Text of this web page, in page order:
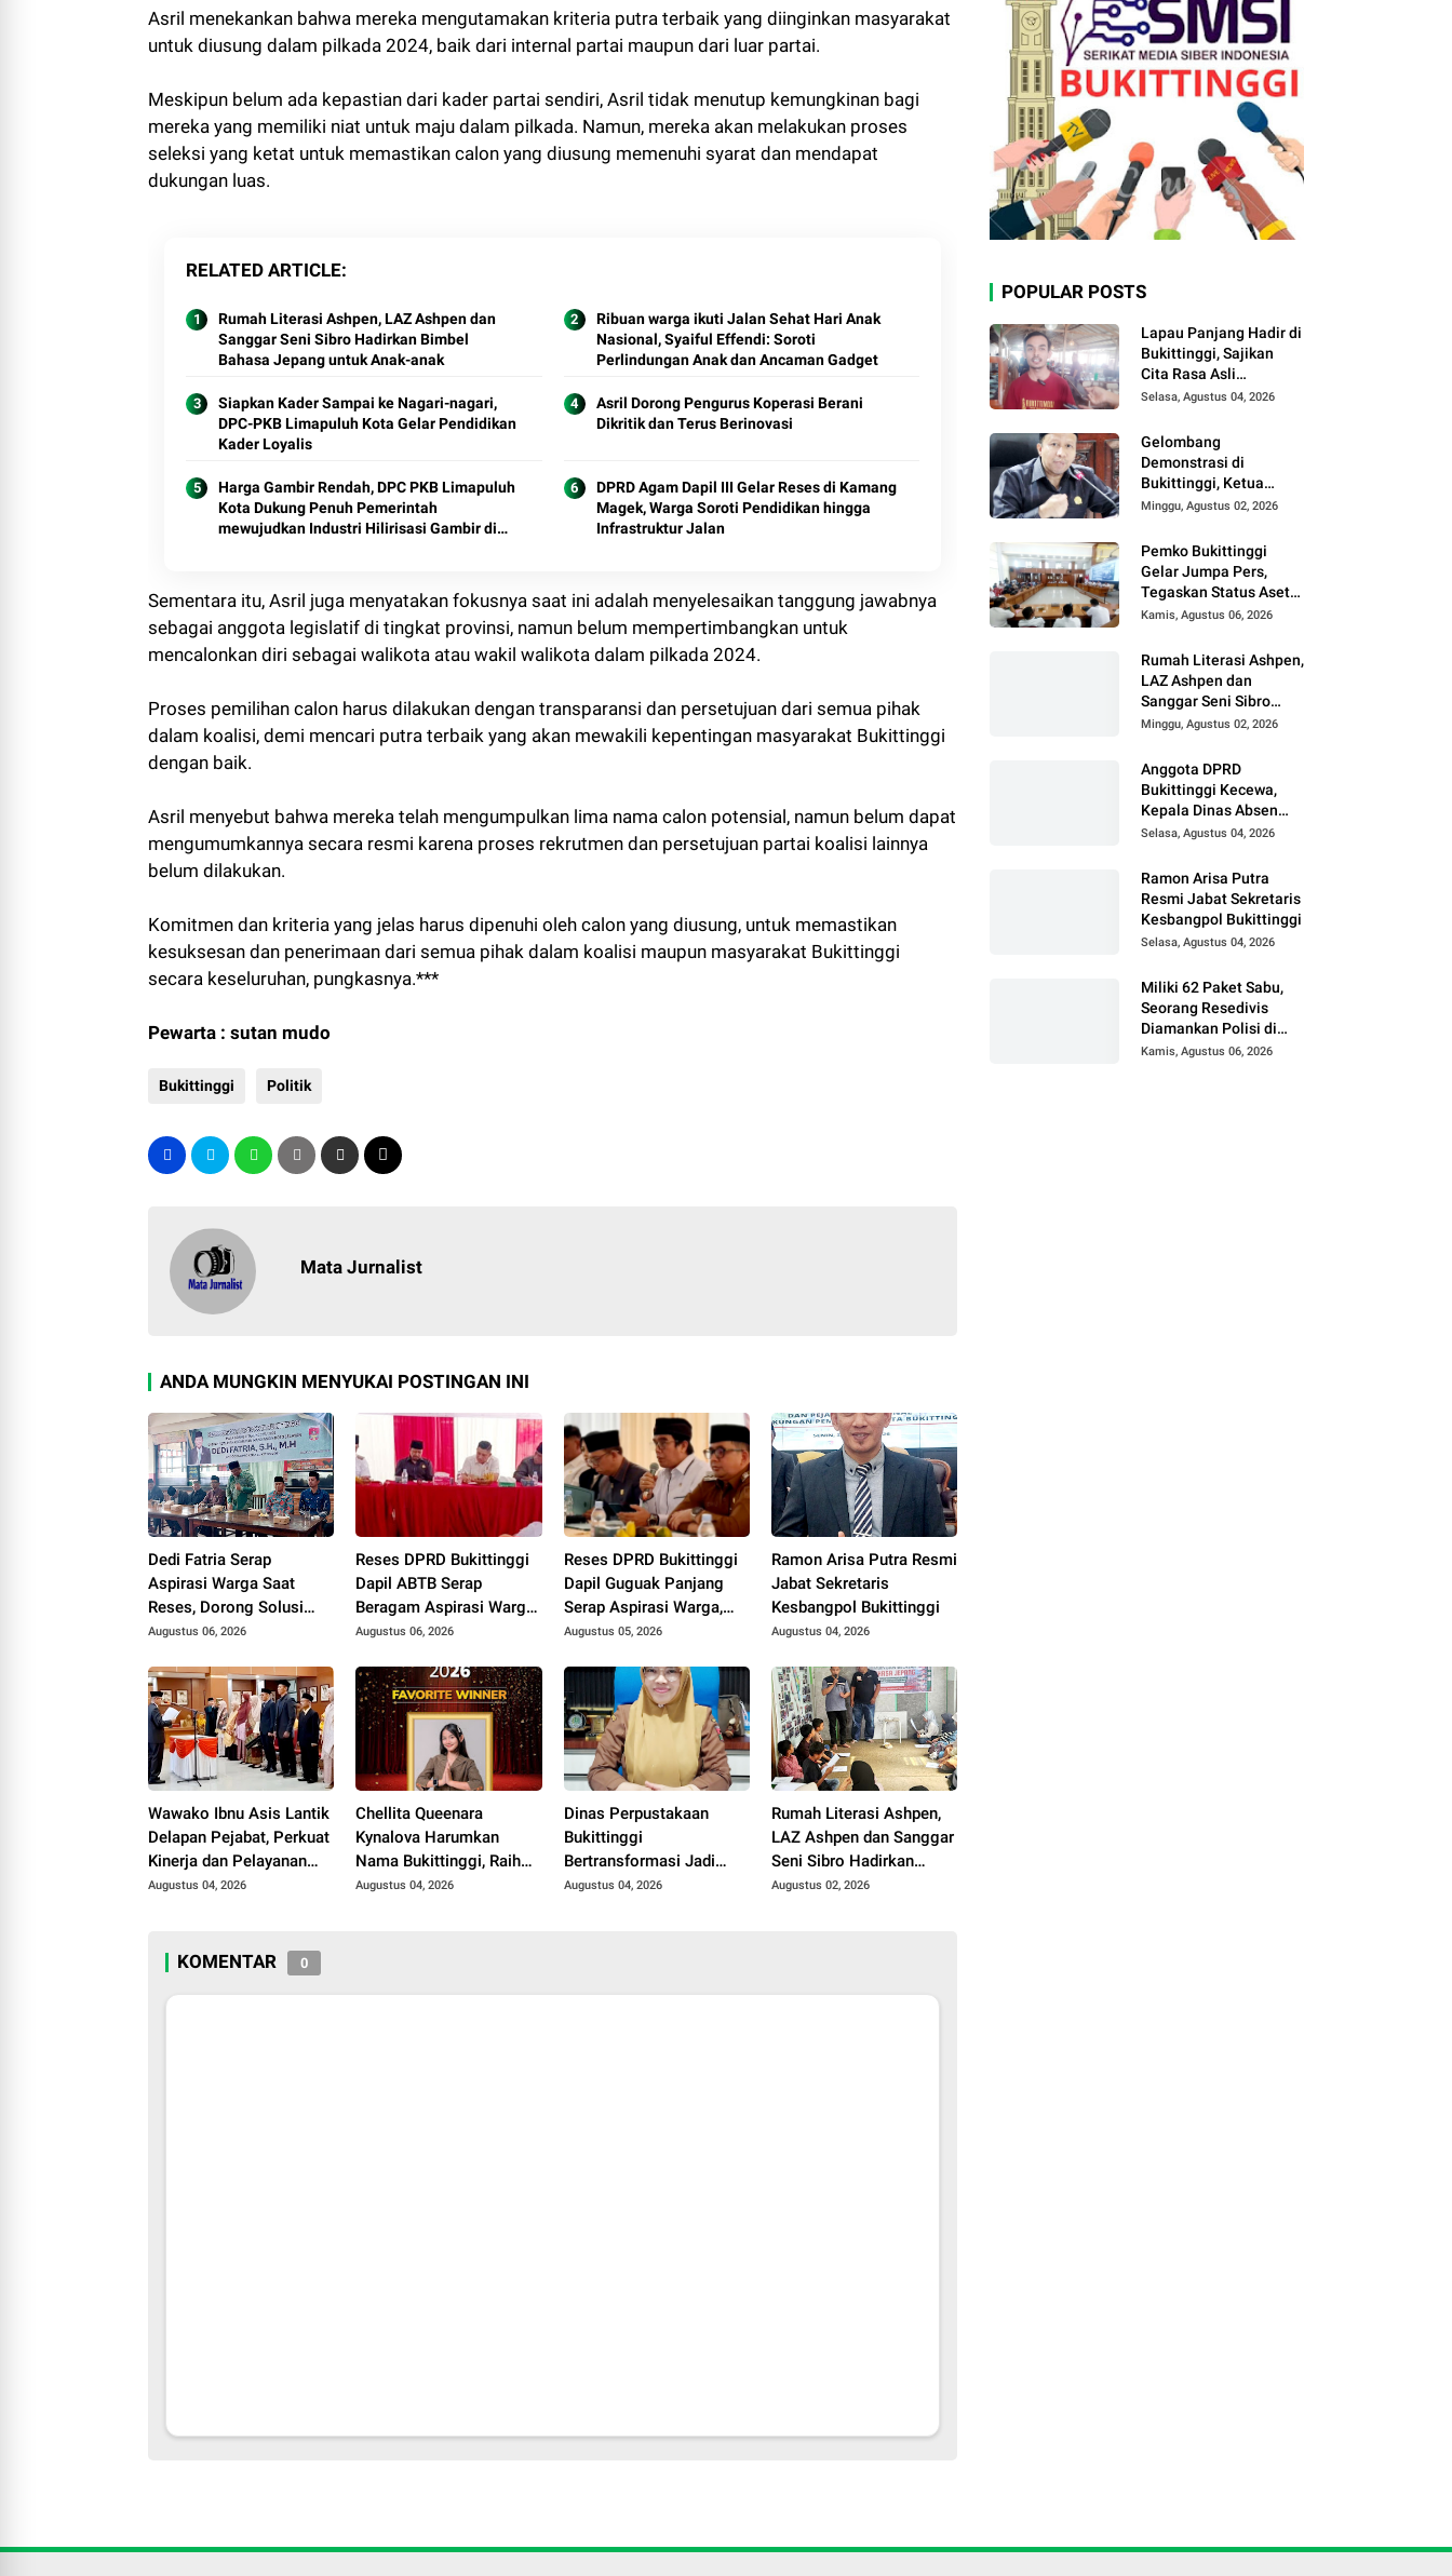
Asril menekankan bahwa mereka mengutamakan kriteria putra terbaik yang diinginkan masyarakat
untuk diusung dalam pilkada 2024, baik dari internal partai maupun dari luar partai.
Meskipun belum ada kepastian dari kader partai sendiri, Asril tidak menutup kemungkinan bagi
mereka yang memiliki niat untuk maju dalam pilkada. Namun, mereka akan melakukan proses
seleksi yang ketat untuk memastikan calon yang diusung memenuhi syarat dan mendapat
dukungan luas.
RELATED ARTICLE
Rumah Literasi Ashpen, LAZ Ashpen dan
Sanggar Seni Sibro Hadirkan Bimbel
Bahasa Jepang untuk Anak-anak
Ribuan warga ikuti Jalan Sehat Hari Anak
Nasional, Syaiful Effendi: Soroti
Perlindungan Anak dan Ancaman Gadget
Siapkan Kader Sampai ke Nagari-nagari,
DPC-PKB Limapuluh Kota Gelar Pendidikan
Kader Loyalis
Asril Dorong Pengurus Koperasi Berani
Dikritik dan Terus Berinovasi
Harga Gambir Rendah, DPC PKB Limapuluh
Kota Dukung Penuh Pemerintah
mewujudkan Industri Hilirisasi Gambir di
DPRD Agam Dapil III Gelar Reses di Kamang
Magek, Warga Soroti Pendidikan hingga
Infrastruktur Jalan
Sementara itu, Asril juga menyatakan fokusnya saat ini adalah menyelesaikan tanggung jawabnya
sebagai anggota legislatif di tingkat provinsi, namun belum mempertimbangkan untuk
mencalonkan diri sebagai walikota atau wakil walikota dalam pilkada 2024.
Proses pemilihan calon harus dilakukan dengan transparansi dan persetujuan dari semua pihak
dalam koalisi, demi mencari putra terbaik yang akan mewakili kepentingan masyarakat Bukittinggi
dengan baik.
Asril menyebut bahwa mereka telah mengumpulkan lima nama calon potensial, namun belum dapat
mengumumkannya secara resmi karena proses rekrutmen dan persetujuan partai koalisi lainnya
belum dilakukan.
Komitmen dan kriteria yang jelas harus dipenuhi oleh calon yang diusung, untuk memastikan
kesuksesan dan penerimaan dari semua pihak dalam koalisi maupun masyarakat Bukittinggi
secara keseluruhan, pungkasnya.***
Pewarta : sutan mudo
Bukittinggi Politik
Mata Jurnalist
ANDA MUNGKIN MENYUKAI POSTINGAN INI
Dedi Fatria Serap
Aspirasi Warga Saat
Reses, Dorong Solusi
Bantuan Pendidikan
Baznas
Augustus 06, 2026
Reses DPRD Bukittinggi
Dapil ABTB Serap
Beragam Aspirasi Warga,
Perubahan Desil hingga
Lurah Jadi Sorotan
Augustus 06, 2026
Reses DPRD Bukittinggi
Dapil Guguak Panjang
Serap Aspirasi Warga,
Mitigasi Bencana Jadi
Augustus 05, 2026
Ramon Arisa Putra Resmi
Jabat Sekretaris
Kesbangpol Bukittinggi
Augustus 04, 2026
Wawako Ibnu Asis Lantik
Delapan Pejabat, Perkuat
Kinerja dan Pelayanan
Publik Pemko Bukittinggi
Augustus 04, 2026
Chellita Queenara
Kynalova Harumkan
Nama Bukittinggi, Raih
Favorite Winner di Ajang
Augustus 04, 2026
Dinas Perpustakaan
Bukittinggi
Bertransformasi Jadi
Ruang Belajar, Hadirkan
Augustus 04, 2026
Rumah Literasi Ashpen,
LAZ Ashpen dan Sanggar
Seni Sibro Hadirkan
Bimbel Bahasa Jepang
Augustus 02, 2026
KOMENTAR 0
POPULAR POSTS
Lapau Panjang Hadir di
Bukittinggi, Sajikan
Cita Rasa Asli
Minangkabau dengan
Selasa, Agustus 04, 2026
Gelombang
Demonstrasi di
Bukittinggi, Ketua
DPRD Ajak Semua
Kondusivitas.
Minggu, Agustus 02, 2026
Pemko Bukittinggi
Gelar Jumpa Pers,
Tegaskan Status Aset
Daerah dan Klarifikasi
UFDK
Kamis, Agustus 06, 2026
Rumah Literasi Ashpen,
LAZ Ashpen dan
Sanggar Seni Sibro
Hadirkan Bimbel
Anak-anak
Minggu, Agustus 02, 2026
Anggota DPRD
Bukittinggi Kecewa,
Kepala Dinas Absen
pada Reses Masa
2025/ 2026.
Selasa, Agustus 04, 2026
Ramon Arisa Putra
Resmi Jabat Sekretaris
Kesbangpol Bukittinggi
Selasa, Agustus 04, 2026
Miliki 62 Paket Sabu,
Seorang Resedivis
Diamankan Polisi di
Bukittinggi
Kamis, Agustus 06, 2026